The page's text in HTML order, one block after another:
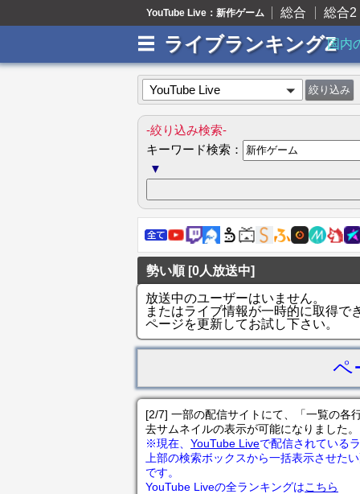
YouTube Live：新作ゲーム 総合 総合2
ライブランキングZ国内
YouTube Live
-絞り込み検索-
キーワード検索：
▼
勢い順 [0人放送中]
放送中のユーザーはいません。
またはライブ情報が一時的に取得で
ページを更新してお試し下さい。
ペ
[2/7] 一部の配信サイトにて、「一覧の各
去サムネイルの表示が可能になりました。
※現在、 YouTube Liveで配信されている
上部の検索ボックスから一括表示させた
です。
YouTube Liveの全ランキングはこちら